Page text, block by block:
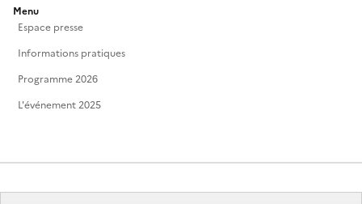
Menu
Espace presse
Informations pratiques
Programme 2026
L'événement 2025